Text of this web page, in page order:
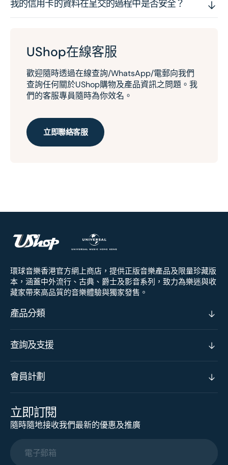
我的信用卡的資料在呈交的過程中是否安全？
UShop在線客服
歡迎隨時透過在線查詢/WhatsApp/電郵向我們
查詢任何關於UShop購物及產品資訊之問題。我
們的客服專員隨時為你效名。
立即聯絡客服
環球音樂香港官方網上商店，提供正版音樂產品及限量珍藏版
本，涵蓋中外流行、古典、爵士及影音系列，致力為樂迷與收
藏家帶來高品質的音樂體驗與獨家發售。
產品分類
查詢及支援
會員計劃
立即訂閱
隨時隨地接收我們最新的優惠及推廣
電子郵箱